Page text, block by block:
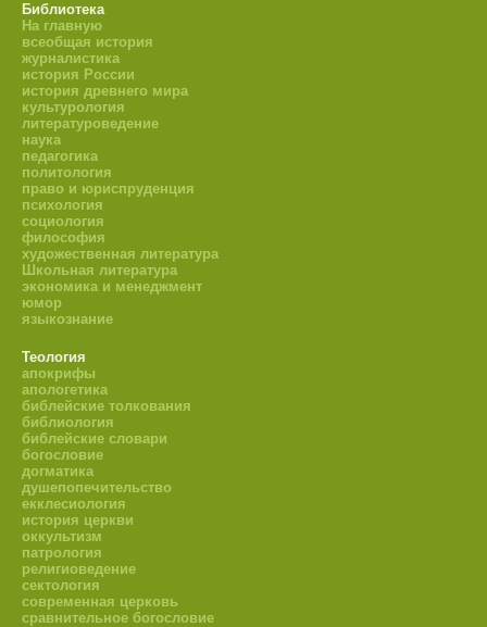
Библиотека
На главную
всеобщая история
журналистика
история России
история древнего мира
культурология
литературоведение
наука
педагогика
политология
право и юриспруденция
психология
социология
философия
художественная литература
Школьная литература
экономика и менеджмент
юмор
языкознание
Теология
апокрифы
апологетика
библейские толкования
библиология
библейские словари
богословие
догматика
душепопечительство
екклесиология
история церкви
оккультизм
патрология
религиоведение
сектология
современная церковь
сравнительное богословие